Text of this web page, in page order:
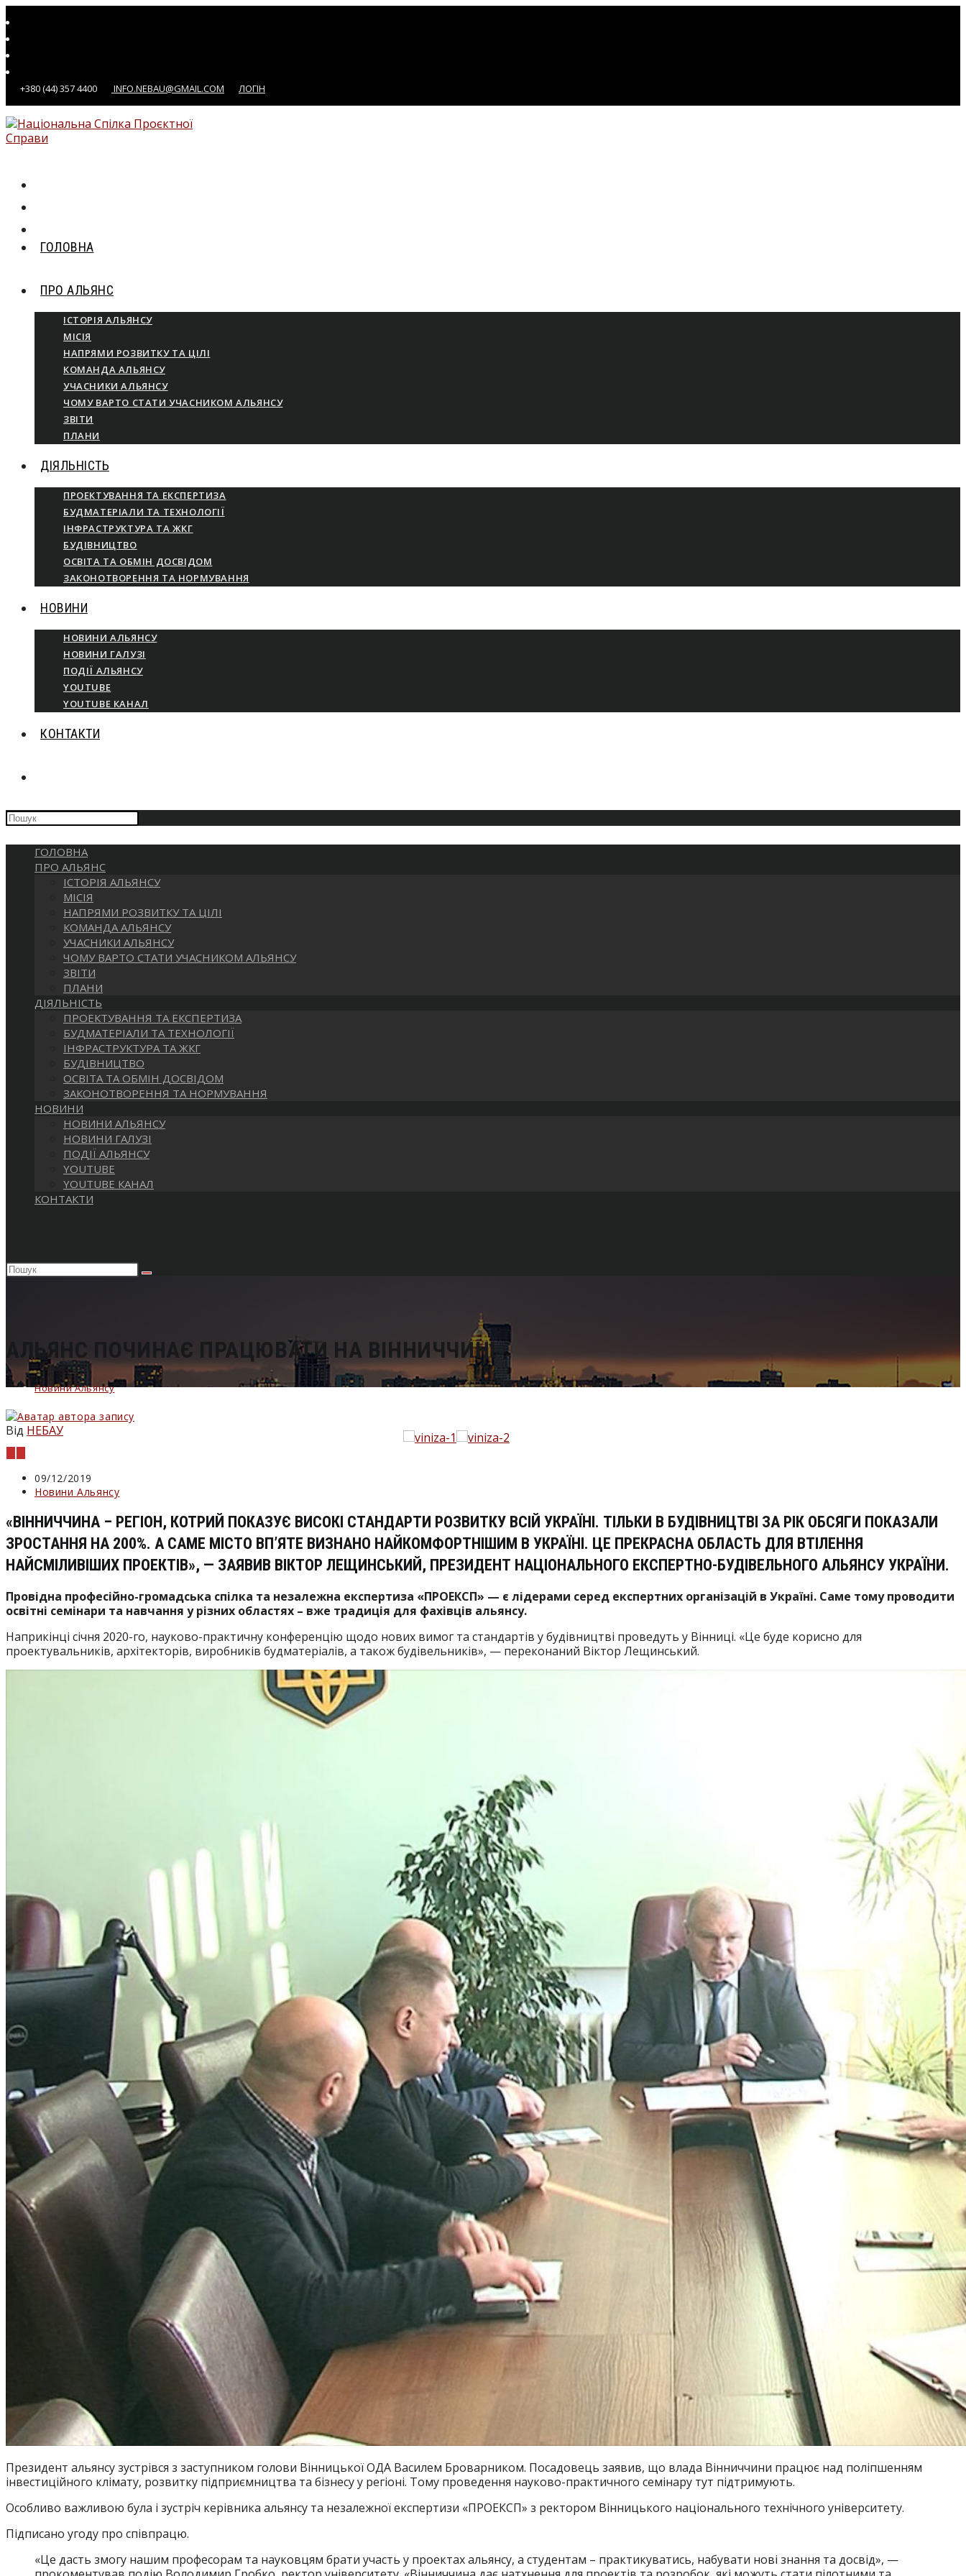
до
вмісту
+380 (44) 357 4400 INFO.NEBAU@GMAIL.COM ЛОГІН
ГОЛОВНА
ПРО АЛЬЯНС
ІСТОРІЯ АЛЬЯНСУ
МІСІЯ
НАПРЯМИ РОЗВИТКУ ТА ЦІЛІ
КОМАНДА АЛЬЯНСУ
УЧАСНИКИ АЛЬЯНСУ
ЧОМУ ВАРТО СТАТИ УЧАСНИКОМ АЛЬЯНСУ
ЗВІТИ
ПЛАНИ
ДІЯЛЬНІСТЬ
ПРОЕКТУВАННЯ ТА ЕКСПЕРТИЗА
БУДМАТЕРІАЛИ ТА ТЕХНОЛОГІЇ
ІНФРАСТРУКТУРА ТА ЖКГ
БУДІВНИЦТВО
ОСВІТА ТА ОБМІН ДОСВІДОМ
ЗАКОНОТВОРЕННЯ ТА НОРМУВАННЯ
НОВИНИ
НОВИНИ АЛЬЯНСУ
НОВИНИ ГАЛУЗІ
ПОДІЇ АЛЬЯНСУ
YOUTUBE
YOUTUBE КАНАЛ
КОНТАКТИ
НА
ВЕБ-
САЙТІ
Press
Escape
to
search
ГОЛОВНА
ПРО АЛЬЯНС
ІСТОРІЯ АЛЬЯНСУ
МІСІЯ
НАПРЯМИ РОЗВИТКУ ТА ЦІЛІ
КОМАНДА АЛЬЯНСУ
УЧАСНИКИ АЛЬЯНСУ
ЧОМУ ВАРТО СТАТИ УЧАСНИКОМ АЛЬЯНСУ
ЗВІТИ
ПЛАНИ
ДІЯЛЬНІСТЬ
ПРОЕКТУВАННЯ ТА ЕКСПЕРТИЗА
БУДМАТЕРІАЛИ ТА ТЕХНОЛОГІЇ
ІНФРАСТРУКТУРА ТА ЖКГ
БУДІВНИЦТВО
ОСВІТА ТА ОБМІН ДОСВІДОМ
ЗАКОНОТВОРЕННЯ ТА НОРМУВАННЯ
НОВИНИ
НОВИНИ АЛЬЯНСУ
НОВИНИ ГАЛУЗІ
ПОДІЇ АЛЬЯНСУ
YOUTUBE
YOUTUBE КАНАЛ
КОНТАКТИ
Пошук
на
АЛЬЯНС ПОЧИНАЄ ПРАЦЮВАТИ НА ВІННИЧЧИНІ
Новини Альянсу
Від НЕБАУ
Запис
опубліковано:
09/12/2019
Категорія
Новини Альянсу
«ВІННИЧЧИНА – РЕГІОН, КОТРИЙ ПОКАЗУЄ ВИСОКІ СТАНДАРТИ РОЗВИТКУ ВСІЙ УКРАЇНІ. ТІЛЬКИ В БУДІВНИЦТВІ ЗА РІК ОБСЯГИ ПОКАЗАЛИ
ЗРОСТАННЯ НА 200%. А САМЕ МІСТО ВП’ЯТЕ ВИЗНАНО НАЙКОМФОРТНІШИМ В УКРАЇНІ. ЦЕ ПРЕКРАСНА ОБЛАСТЬ ДЛЯ ВТІЛЕННЯ
НАЙСМІЛИВІШИХ ПРОЕКТІВ», — ЗАЯВИВ ВІКТОР ЛЕЩИНСЬКИЙ, ПРЕЗИДЕНТ НАЦІОНАЛЬНОГО ЕКСПЕРТНО-БУДІВЕЛЬНОГО АЛЬЯНСУ УКРАЇНИ.
Провідна професійно-громадська спілка та незалежна експертиза «ПРОЕКСП» — є лідерами серед експертних організацій в Україні. Саме тому проводити
освітні семінари та навчання у різних областях – вже традиція для фахівців альянсу.
Наприкінці січня 2020-го, науково-практичну конференцію щодо нових вимог та стандартів у будівництві проведуть у Вінниці. «Це буде корисно для
проектувальників, архітекторів, виробників будматеріалів, а також будівельників», — переконаний Віктор Лещинський.
Президент альянсу зустрівся з заступником голови Вінницької ОДА Василем Броварником. Посадовець заявив, що влада Вінниччини працює над поліпшенням
інвестиційного клімату, розвитку підприємництва та бізнесу у регіоні. Тому проведення науково-практичного семінару тут підтримують.
Особливо важливою була і зустріч керівника альянсу та незалежної експертизи «ПРОЕКСП» з ректором Вінницького національного технічного університету.
Підписано угоду про співпрацю.
«Це дасть змогу нашим професорам та науковцям брати участь у проектах альянсу, а студентам – практикуватись, набувати нові знання та досвід», —